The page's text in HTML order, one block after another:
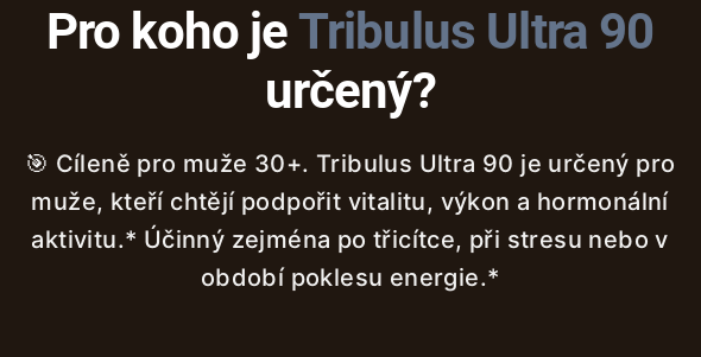
Pro koho je Tribulus Ultra 90
určený?
🎯 Cíleně pro muže 30+. Tribulus Ultra 90 je určený pro
muže, kteří chtějí podpořit vitalitu, výkon a hormonální
aktivitu.* Účinný zejména po třicítce, při stresu nebo v
období poklesu energie.*